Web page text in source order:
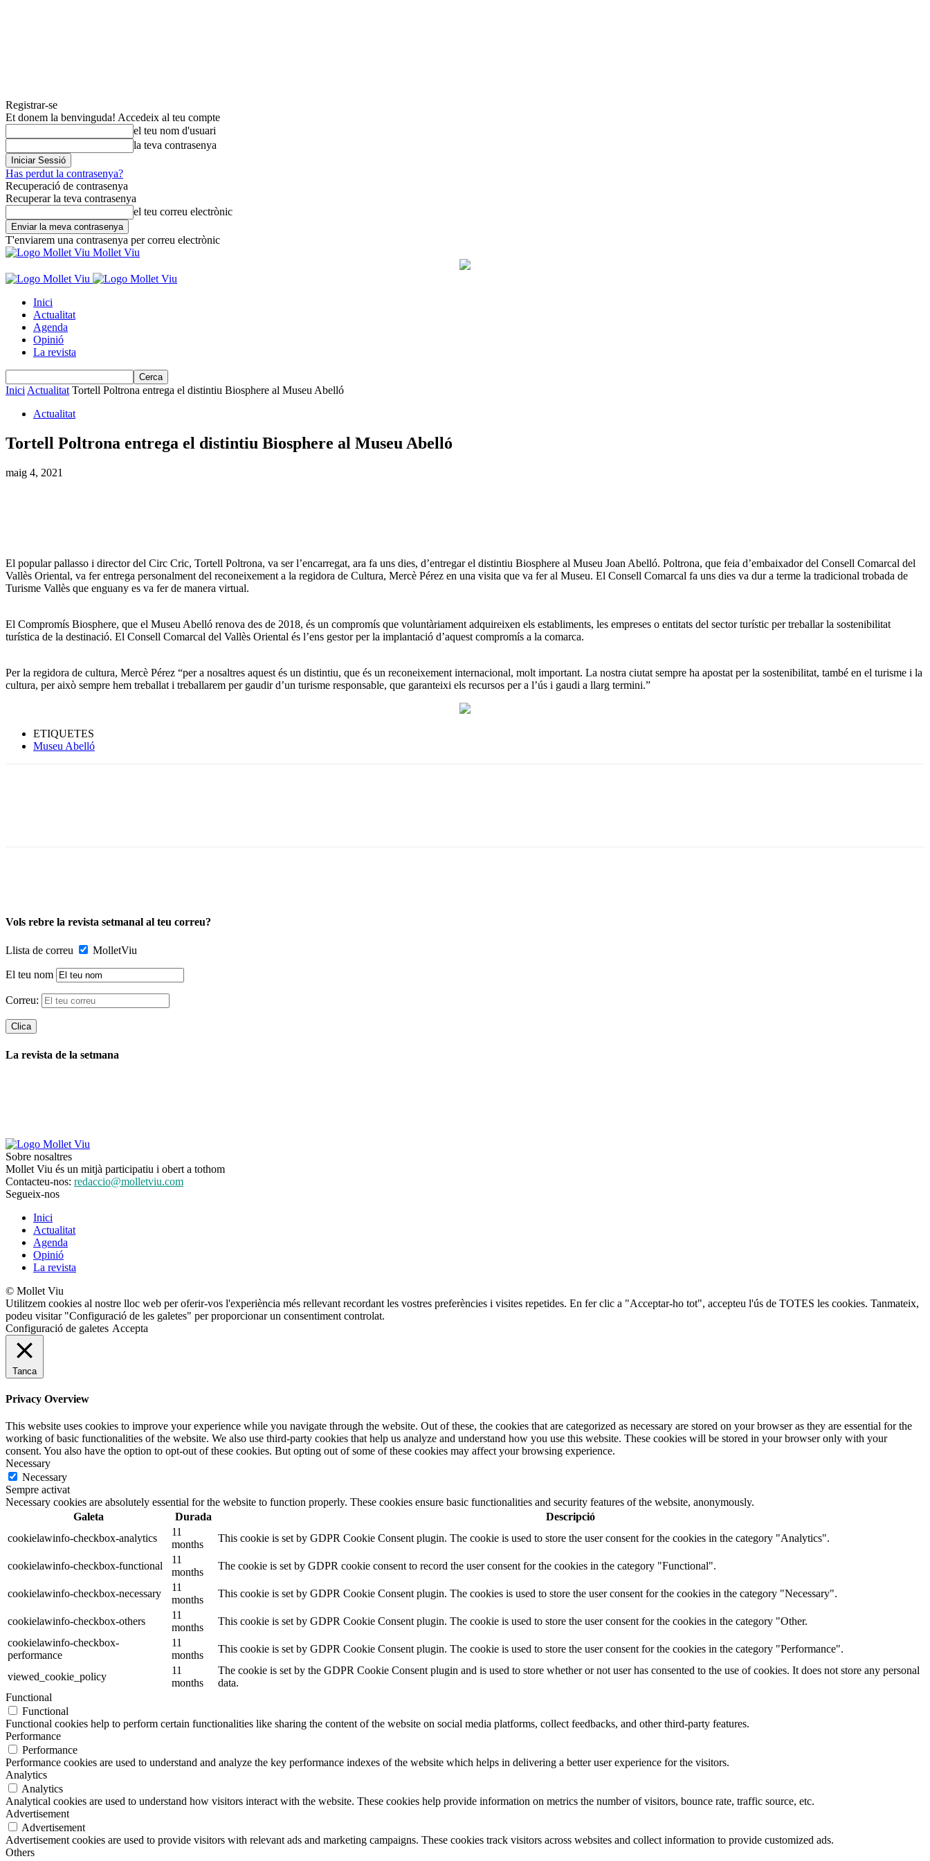
Registrar-se
Et donem la benvinguda! Accedeix al teu compte
el teu nom d'usuari
la teva contrasenya
Has perdut la contrasenya?
Recuperació de contrasenya
Recuperar la teva contrasenya
el teu correu electrònic
T'enviarem una contrasenya per correu electrònic
Mollet Viu
Inici
Actualitat
Agenda
Opinió
La revista
Inici Actualitat Tortell Poltrona entrega el distintiu Biosphere al Museu Abelló
Actualitat
Tortell Poltrona entrega el distintiu Biosphere al Museu Abelló
maig 4, 2021
El popular pallasso i director del Circ Cric, Tortell Poltrona, va ser l’encarregat, ara fa uns dies, d’entregar el distintiu Biosphere al Museu Joan Abelló. Poltrona, que feia d’embaixador del Consell Comarcal del
Vallès Oriental, va fer entrega personalment del reconeixement a la regidora de Cultura, Mercè Pérez en una visita que va fer al Museu. El Consell Comarcal fa uns dies va dur a terme la tradicional trobada de
Turisme Vallès que enguany es va fer de manera virtual.
El Compromís Biosphere, que el Museu Abelló renova des de 2018, és un compromís que voluntàriament adquireixen els establiments, les empreses o entitats del sector turístic per treballar la sostenibilitat
turística de la destinació. El Consell Comarcal del Vallès Oriental és l’ens gestor per la implantació d’aquest compromís a la comarca.
Per la regidora de cultura, Mercè Pérez “per a nosaltres aquest és un distintiu, que és un reconeixement internacional, molt important. La nostra ciutat sempre ha apostat per la sostenibilitat, també en el turisme i la
cultura, per això sempre hem treballat i treballarem per gaudir d’un turisme responsable, que garanteixi els recursos per a l’ús i gaudi a llarg termini.”
ETIQUETES
Museu Abelló
Vols rebre la revista setmanal al teu correu?
Llista de correu MolletViu
El teu nom
Correu:
La revista de la setmana
Sobre nosaltres
Mollet Viu és un mitjà participatiu i obert a tothom
Contacteu-nos: redaccio@molletviu.com
Segueix-nos
Inici
Actualitat
Agenda
Opinió
La revista
© Mollet Viu
Utilitzem cookies al nostre lloc web per oferir-vos l'experiència més rellevant recordant les vostres preferències i visites repetides. En fer clic a "Acceptar-ho tot", accepteu l'ús de TOTES les cookies. Tanmateix,
podeu visitar "Configuració de les galetes" per proporcionar un consentiment controlat.
Configuració de galetes Accepta
Tanca
Privacy Overview
This website uses cookies to improve your experience while you navigate through the website. Out of these, the cookies that are categorized as necessary are stored on your browser as they are essential for the
working of basic functionalities of the website. We also use third-party cookies that help us analyze and understand how you use this website. These cookies will be stored in your browser only with your
consent. You also have the option to opt-out of these cookies. But opting out of some of these cookies may affect your browsing experience.
Necessary
Necessary
Sempre activat
Necessary cookies are absolutely essential for the website to function properly. These cookies ensure basic functionalities and security features of the website, anonymously.
Galeta
Durada
Descripció
cookielawinfo-checkbox-analytics
11
months
This cookie is set by GDPR Cookie Consent plugin. The cookie is used to store the user consent for the cookies in the category "Analytics".
cookielawinfo-checkbox-functional
11
months
The cookie is set by GDPR cookie consent to record the user consent for the cookies in the category "Functional".
cookielawinfo-checkbox-necessary
11
months
This cookie is set by GDPR Cookie Consent plugin. The cookies is used to store the user consent for the cookies in the category "Necessary".
cookielawinfo-checkbox-others
11
months
This cookie is set by GDPR Cookie Consent plugin. The cookie is used to store the user consent for the cookies in the category "Other.
cookielawinfo-checkbox-
performance
11
months
This cookie is set by GDPR Cookie Consent plugin. The cookie is used to store the user consent for the cookies in the category "Performance".
viewed_cookie_policy
11
months
The cookie is set by the GDPR Cookie Consent plugin and is used to store whether or not user has consented to the use of cookies. It does not store any personal
data.
Functional
Functional
Functional cookies help to perform certain functionalities like sharing the content of the website on social media platforms, collect feedbacks, and other third-party features.
Performance
Performance
Performance cookies are used to understand and analyze the key performance indexes of the website which helps in delivering a better user experience for the visitors.
Analytics
Analytics
Analytical cookies are used to understand how visitors interact with the website. These cookies help provide information on metrics the number of visitors, bounce rate, traffic source, etc.
Advertisement
Advertisement
Advertisement cookies are used to provide visitors with relevant ads and marketing campaigns. These cookies track visitors across websites and collect information to provide customized ads.
Others